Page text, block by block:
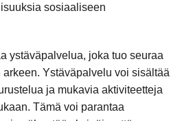
sosiaaliseen
ystäväpalvelua, joka tuo seuraa
Ystäväpalvelu voi sisältää
ja mukavia aktiviteetteja
Tämä voi parantaa